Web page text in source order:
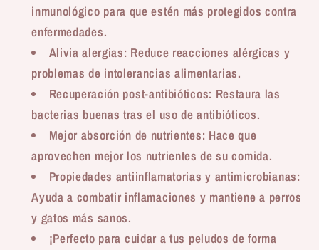
inmunológico para que estén más protegidos contra
enfermedades.
Alivia alergias: Reduce reacciones alérgicas y
problemas de intolerancias alimentarias.
Recuperación post-antibióticos: Restaura las
bacterias buenas tras el uso de antibióticos.
Mejor absorción de nutrientes: Hace que
aprovechen mejor los nutrientes de su comida.
Propiedades antiinflamatorias y antimicrobianas:
Ayuda a combatir inflamaciones y mantiene a perros
y gatos más sanos.
¡Perfecto para cuidar a tus peludos de forma